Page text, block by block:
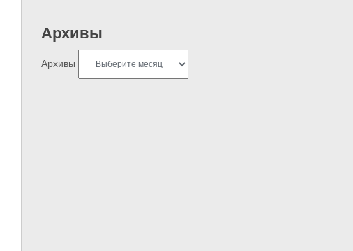
Архивы
Архивы